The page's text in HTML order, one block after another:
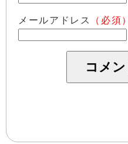
メールアドレス （必須）